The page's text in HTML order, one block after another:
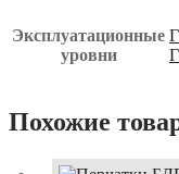
Эксплуатационные
уровни
Похожие